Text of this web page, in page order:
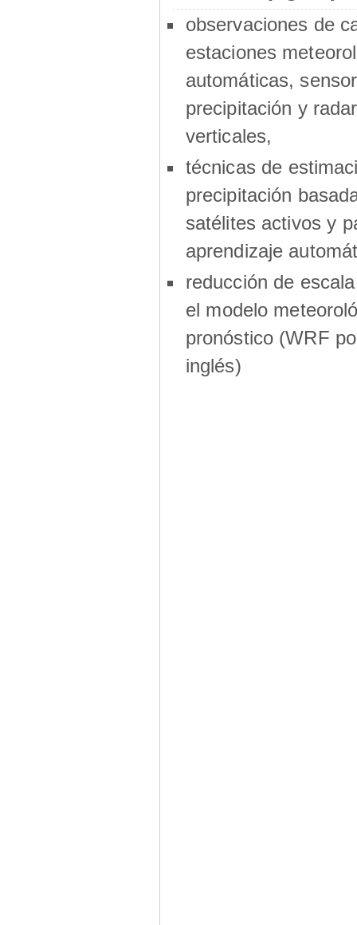
observaciones de
estaciones
automáticas,
precipitación y
verticales,
técnicas de
precipitación
satélites activos y
aprendizaje
reducción de
el modelo
pronóstico (WRF
inglés)